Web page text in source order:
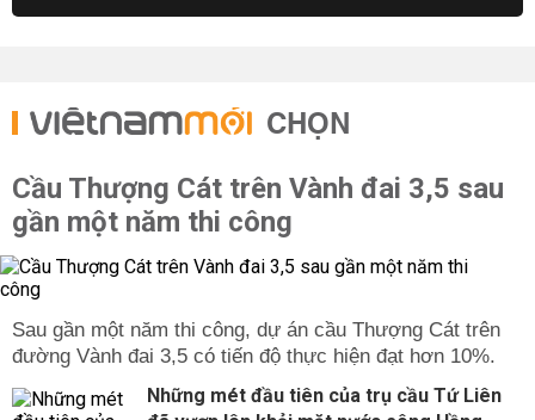
CHỌN
Cầu Thượng Cát trên Vành đai 3,5 sau
gần một năm thi công
Sau gần một năm thi công, dự án cầu Thượng Cát trên
đường Vành đai 3,5 có tiến độ thực hiện đạt hơn 10%.
Những mét đầu tiên của trụ cầu Tứ Liên